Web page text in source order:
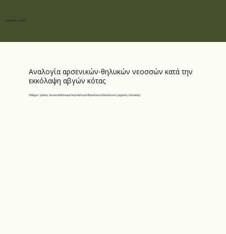
ΚΟΚΕΤΕΣ ΚΟΤΕΣ
Αναλογία αρσενικών-θηλυκών νεοσσών κατά την
εκκόλαψη αβγών κότας
Υπάρχει τρόπος να εκκολάπτουμε περισσότερα θηλυκά κοτόπουλα στις μηχανές επώασης;